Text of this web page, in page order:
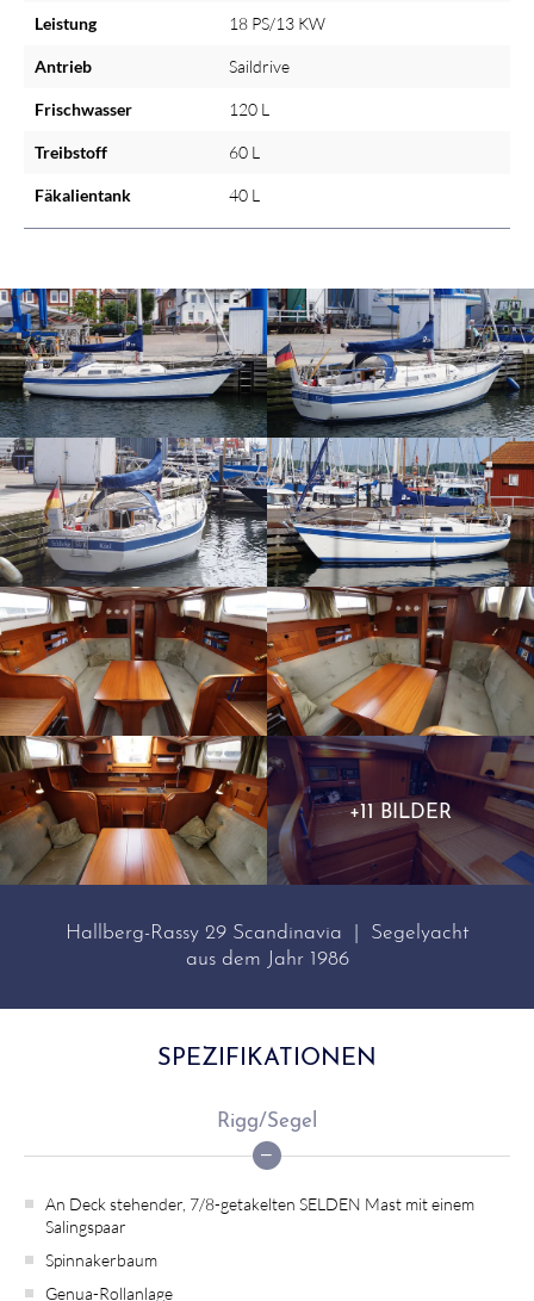
Leistung 18 PS/13 KW
Antrieb Saildrive
Frischwasser 120 L
Treibstoff 60 L
Fäkalientank 40 L
+11 BILDER
Hallberg-Rassy 29 Scandinavia | Segelyacht
aus dem Jahr 1986
SPEZIFIKATIONEN
Rigg/Segel
An Deck stehender, 7/8-getakelten SELDEN Mast mit einem
Salingspaar
Spinnakerbaum
Genua-Rollanlage